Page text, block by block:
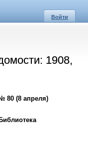
Войти
1908,
80 (8 апреля)